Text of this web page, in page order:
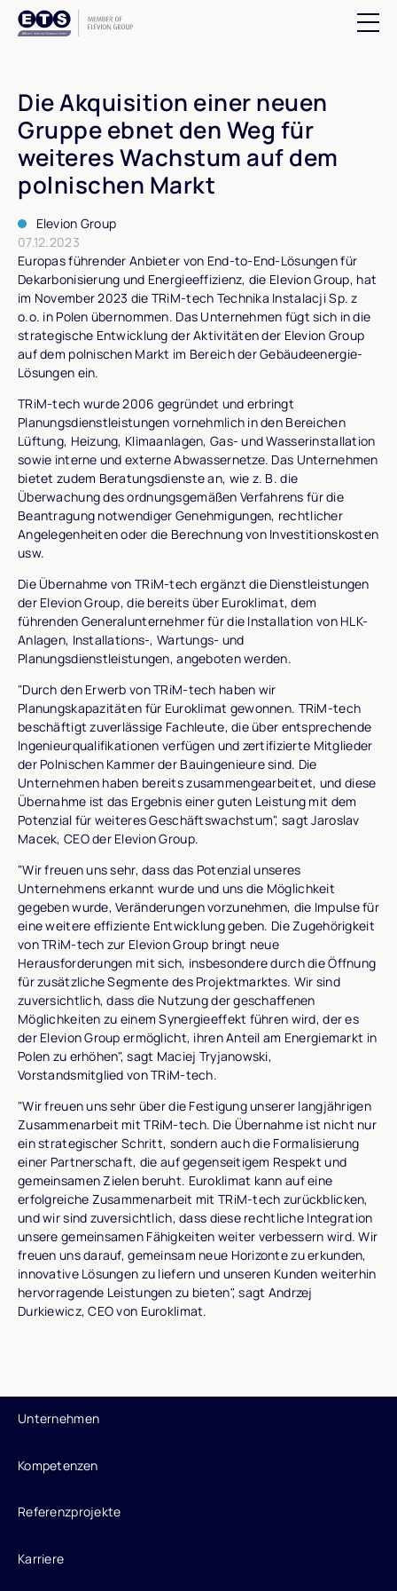
Suchfeld
Die Akquisition einer neuen
Gruppe ebnet den Weg für
weiteres Wachstum auf dem
polnischen Markt
Elevion Group
07.12.2023
Europas führender Anbieter von End-to-End-Lösungen für
Dekarbonisierung und Energieeffizienz, die Elevion Group, hat
im November 2023 die TRiM-tech Technika Instalacji Sp. z
o.o. in Polen übernommen. Das Unternehmen fügt sich in die
strategische Entwicklung der Aktivitäten der Elevion Group
auf dem polnischen Markt im Bereich der Gebäudeenergie-
Lösungen ein.
TRiM-tech wurde 2006 gegründet und erbringt
Planungsdienstleistungen vornehmlich in den Bereichen
Lüftung, Heizung, Klimaanlagen, Gas- und Wasserinstallation
sowie interne und externe Abwassernetze. Das Unternehmen
bietet zudem Beratungsdienste an, wie z. B. die
Überwachung des ordnungsgemäßen Verfahrens für die
Beantragung notwendiger Genehmigungen, rechtlicher
Angelegenheiten oder die Berechnung von Investitionskosten
usw.
Die Übernahme von TRiM-tech ergänzt die Dienstleistungen
der Elevion Group, die bereits über Euroklimat, dem
führenden Generalunternehmer für die Installation von HLK-
Anlagen, Installations-, Wartungs- und
Planungsdienstleistungen, angeboten werden.
"Durch den Erwerb von TRiM-tech haben wir
Planungskapazitäten für Euroklimat gewonnen. TRiM-tech
beschäftigt zuverlässige Fachleute, die über entsprechende
Ingenieurqualifikationen verfügen und zertifizierte Mitglieder
der Polnischen Kammer der Bauingenieure sind. Die
Unternehmen haben bereits zusammengearbeitet, und diese
Übernahme ist das Ergebnis einer guten Leistung mit dem
Potenzial für weiteres Geschäftswachstum", sagt Jaroslav
Macek, CEO der Elevion Group.
"Wir freuen uns sehr, dass das Potenzial unseres
Unternehmens erkannt wurde und uns die Möglichkeit
gegeben wurde, Veränderungen vorzunehmen, die Impulse für
eine weitere effiziente Entwicklung geben. Die Zugehörigkeit
von TRiM-tech zur Elevion Group bringt neue
Herausforderungen mit sich, insbesondere durch die Öffnung
für zusätzliche Segmente des Projektmarktes. Wir sind
zuversichtlich, dass die Nutzung der geschaffenen
Möglichkeiten zu einem Synergieeffekt führen wird, der es
der Elevion Group ermöglicht, ihren Anteil am Energiemarkt in
Polen zu erhöhen", sagt Maciej Tryjanowski,
Vorstandsmitglied von TRiM-tech.
"Wir freuen uns sehr über die Festigung unserer langjährigen
Zusammenarbeit mit TRiM-tech. Die Übernahme ist nicht nur
ein strategischer Schritt, sondern auch die Formalisierung
einer Partnerschaft, die auf gegenseitigem Respekt und
gemeinsamen Zielen beruht. Euroklimat kann auf eine
erfolgreiche Zusammenarbeit mit TRiM-tech zurückblicken,
und wir sind zuversichtlich, dass diese rechtliche Integration
unsere gemeinsamen Fähigkeiten weiter verbessern wird. Wir
freuen uns darauf, gemeinsam neue Horizonte zu erkunden,
innovative Lösungen zu liefern und unseren Kunden weiterhin
hervorragende Leistungen zu bieten", sagt Andrzej
Durkiewicz, CEO von Euroklimat.
Unternehmen
Kompetenzen
Referenzprojekte
Karriere